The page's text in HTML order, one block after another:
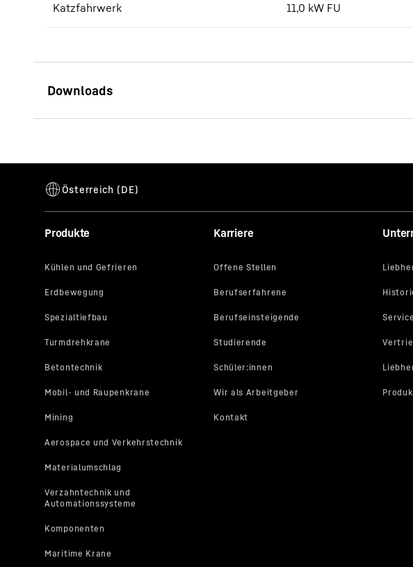
Katzfahrwerk 11,0 kW FU
Produkte Karriere